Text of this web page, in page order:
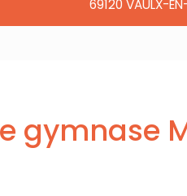
69120 VAULX-
gymnase